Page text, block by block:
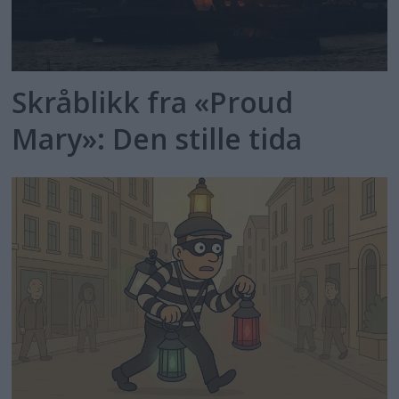
Skråblikk fra «Proud
Mary»: Den stille tida